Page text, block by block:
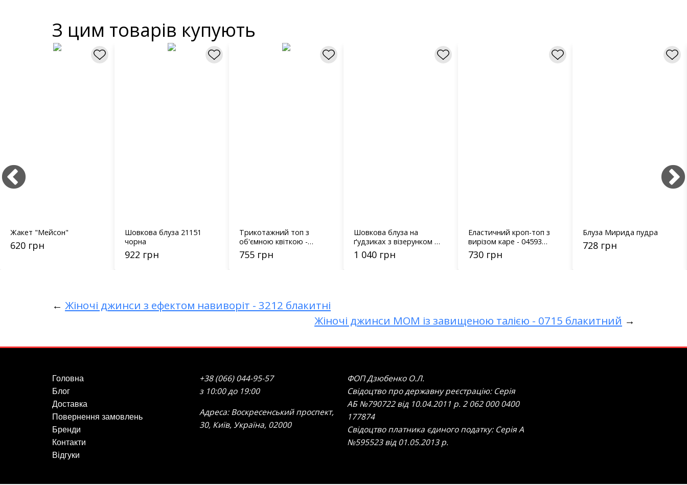
З цим товарів купують
Жакет "Мейсон"
620 грн
Шовкова блуза 21151
чорна
922 грн
Трикотажний топ з
об'ємною квіткою -
12368 темно-сірий
755 грн
Шовкова блуза на
ґудзиках з візерунком у
квіти 3294 салатовий
1 040 грн
Еластичний кроп-топ з
вирізом каре - 04593
чорний
730 грн
Блуза Мирида пудра
728 грн
← Жіночі джинси з ефектом навиворіт - 3212 блакитні
Жіночі джинси МОМ із завищеною талією - 0715 блакитний →
Головна
Блог
Доставка
Повернення замовлень
Бренди
Контакти
Відгуки
+38 (066) 044-95-57
з 10:00 до 19:00
Адреса: Воскресенський проспект,
30, Київ, Україна, 02000
ФОП Дзюбенко О.Л.
Свідоцтво про державну реєстрацію: Серія
АБ №790722 від 10.04.2011 р. 2 062 000 0400
177874
Свідоцтво платника єдиного податку: Серія А
№595523 від 01.05.2013 р.